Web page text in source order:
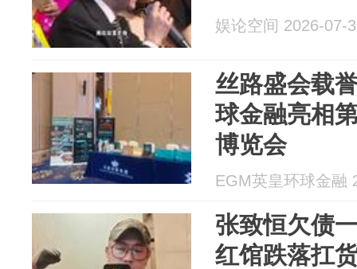
娱论空间 2026-07-
丝路盛会载
球金融亮相
博览会
EGM英皇环球金融
张致恒欠债
红馆跌落扛